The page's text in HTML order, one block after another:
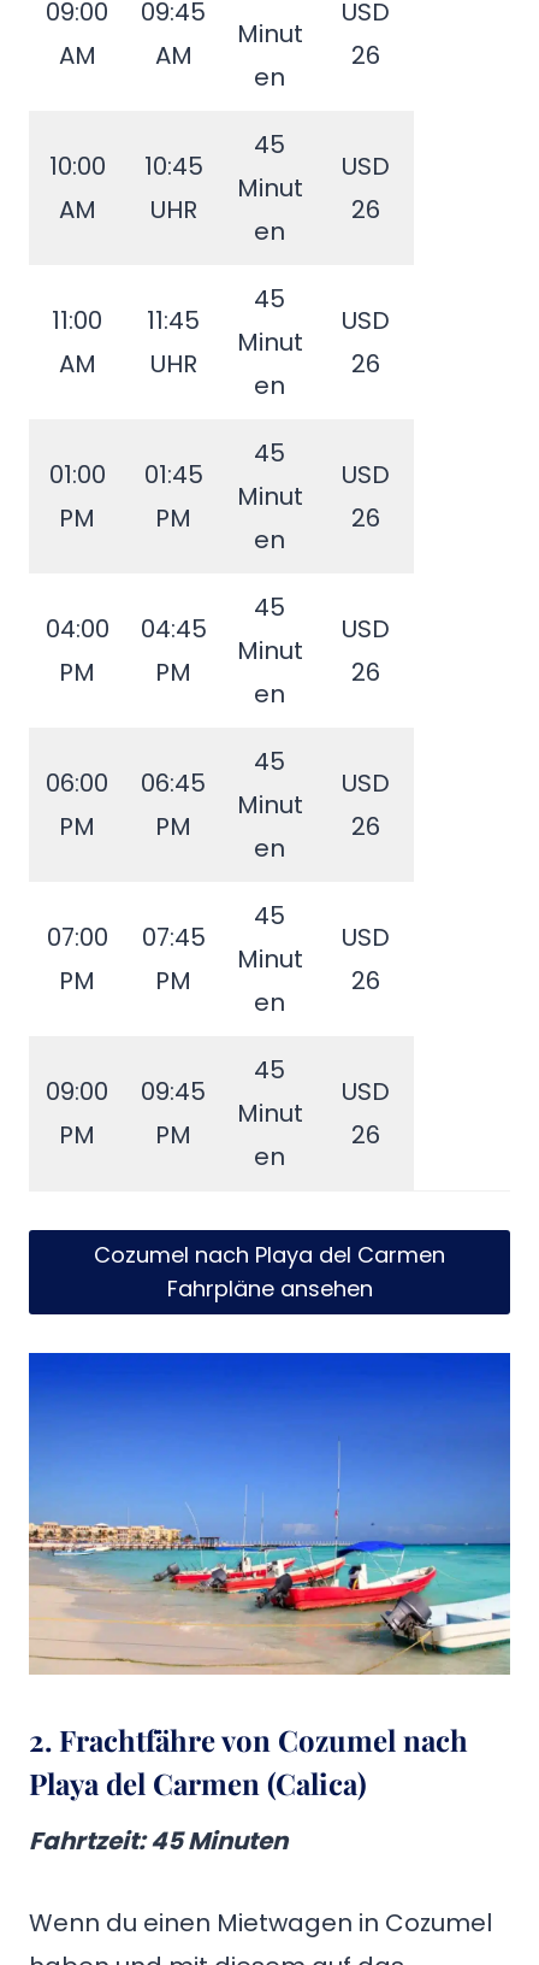
09:00
AM
09:45
AM
Minut
en
USD
26
10:00
AM
10:45
UHR
45
Minut
en
USD
26
11:00
AM
11:45
UHR
45
Minut
en
USD
26
01:00
PM
01:45
PM
45
Minut
en
USD
26
04:00
PM
04:45
PM
45
Minut
en
USD
26
06:00
PM
06:45
PM
45
Minut
en
USD
26
07:00
PM
07:45
PM
45
Minut
en
USD
26
09:00
PM
09:45
PM
45
Minut
en
USD
26
Cozumel nach Playa del Carmen
Fahrpläne ansehen
2. Frachtfähre von Cozumel nach
Playa del Carmen (Calica)
Fahrtzeit:45 Minuten
Wenn du einen Mietwagen in Cozumel